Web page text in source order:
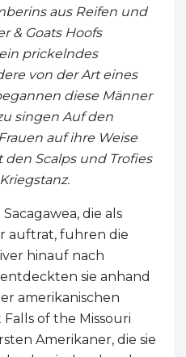
aus Reifen und
& Goats Hoofs
prickelndes
von der Art eines
diese Männer
singen Auf den
auf ihre Weise
Scalps und Trofies
die als
auftrat, fuhren die
hinauf nach
sie anhand
amerikanischen
of the Missouri
Amerikaner, die sie